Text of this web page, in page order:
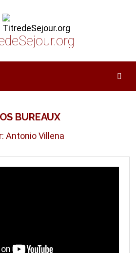
BUREAUX
Antonio Villena